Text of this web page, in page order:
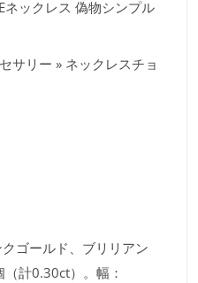
ネックレス 偽物シンプル
サリー » ネックレスチョ
ゴールド、ブリリアン
計0.30ct）。幅：